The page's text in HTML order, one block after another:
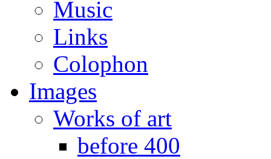
Music
Links
Colophon
Images
Works of art
before 400